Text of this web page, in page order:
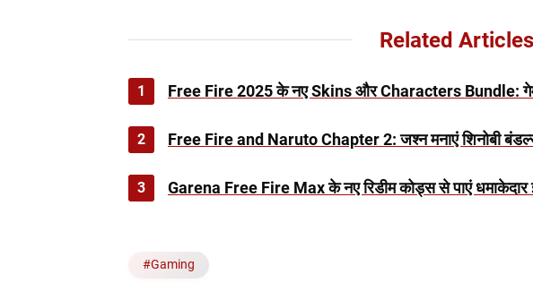
Related Articles
1 Free Fire 2025 के नए Skins और Characters Bundle:
2 Free Fire and Naruto Chapter 2: जश्न मनाएं शिनोबी
3 Garena Free Fire Max के नए रिडीम कोड्स से पाएं धमाकेदार
#Gaming